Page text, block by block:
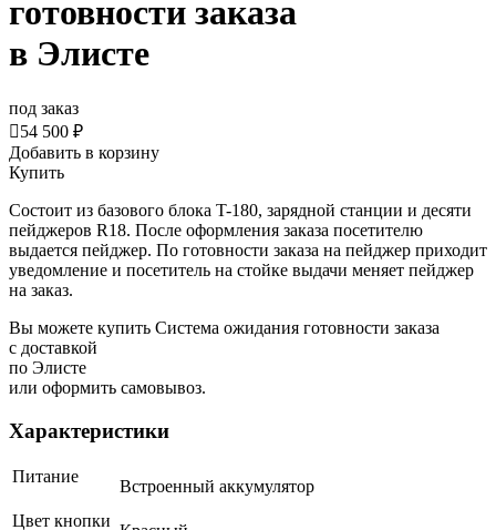
готовности заказа
в Элисте
под заказ
54 500 ₽
Добавить в корзину
Купить
Состоит из базового блока T-180, зарядной станции и десяти
пейджеров R18. После оформления заказа посетителю
выдается пейджер. По готовности заказа на пейджер приходит
уведомление и посетитель на стойке выдачи меняет пейджер
на заказ.
Вы можете купить Система ожидания готовности заказа
с доставкой
по Элисте
или оформить самовывоз.
Характеристики
Питание
Встроенный аккумулятор
Цвет кнопки